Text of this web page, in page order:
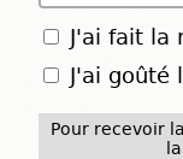
J'ai fait la
J'ai goûté
Pour recevoir